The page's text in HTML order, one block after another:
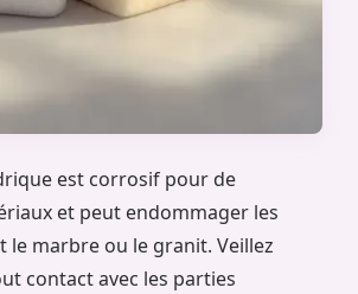
est corrosif pour de
et peut endommager les
le marbre ou le granit. Veillez
contact avec les parties